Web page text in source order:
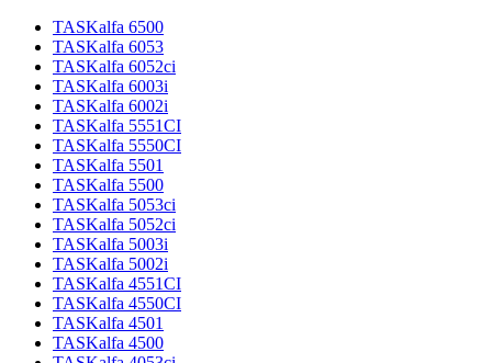
TASKalfa 6500
TASKalfa 6053
TASKalfa 6052ci
TASKalfa 6003i
TASKalfa 6002i
TASKalfa 5551CI
TASKalfa 5550CI
TASKalfa 5501
TASKalfa 5500
TASKalfa 5053ci
TASKalfa 5052ci
TASKalfa 5003i
TASKalfa 5002i
TASKalfa 4551CI
TASKalfa 4550CI
TASKalfa 4501
TASKalfa 4500